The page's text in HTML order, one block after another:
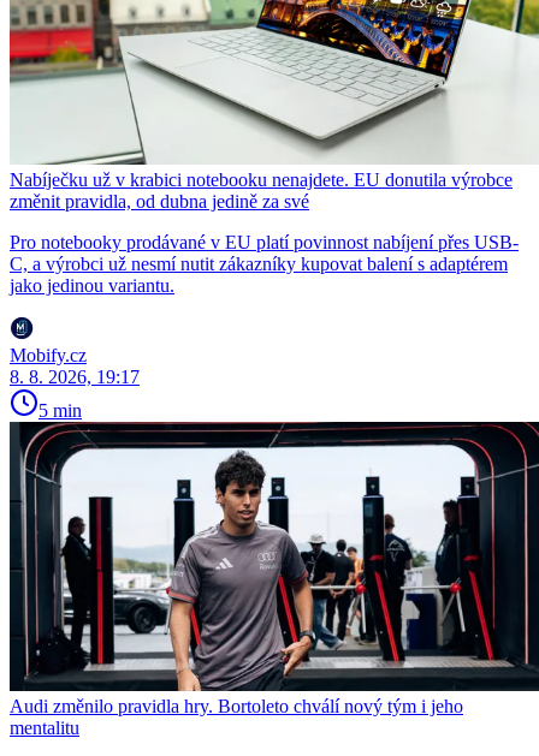
Nabíječku už v krabici notebooku nenajdete. EU donutila výrobce
změnit pravidla, od dubna jedině za své
Pro notebooky prodávané v EU platí povinnost nabíjení přes USB-
C, a výrobci už nesmí nutit zákazníky kupovat balení s adaptérem
jako jedinou variantu.
Mobify.cz
8. 8. 2026, 19:17
5 min
Audi změnilo pravidla hry. Bortoleto chválí nový tým i jeho
mentalitu